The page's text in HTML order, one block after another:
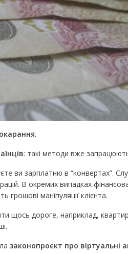
: такі методи вже
ви зарплатню в “конвертах”.
В окремих випадках
грошові маніпуляції клієнта.
щось дороге, наприклад,
законопроєкт про віртуальні